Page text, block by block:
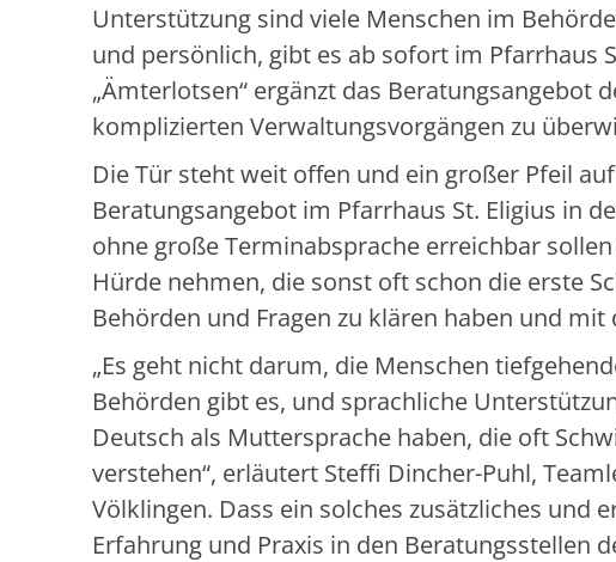
Unterstützung sind viele Menschen im
und persönlich, gibt es ab sofort im Pfarrhaus
„Ämterlotsen“ ergänzt das Beratungsangebot
komplizierten Verwaltungsvorgängen zu
Die Tür steht weit offen und ein großer Pfeil
Beratungsangebot im Pfarrhaus St. Eligius in
ohne große Terminabsprache erreichbar
Hürde nehmen, die sonst oft schon die erste
Behörden und Fragen zu klären haben und
„Es geht nicht darum, die Menschen
Behörden gibt es, und sprachliche
Deutsch als Muttersprache haben, die oft
verstehen“, erläutert Steffi Dincher-Puhl,
Völklingen. Dass ein solches zusätzliches und
Erfahrung und Praxis in den Beratungsstellen